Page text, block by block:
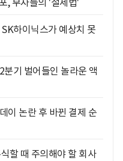
, 부자들의 '절세법'
하이닉스가 예상치 못
기 벌어들인 놀라운 액
이 논란 후 바뀐 결제 순
할 때 주의해야 할 회사